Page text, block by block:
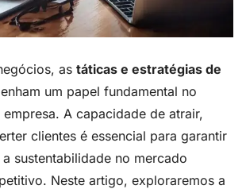
as táticas e estratégias de
um papel fundamental no
empresa. A capacidade de atrair,
clientes é essencial para garantir
sustentabilidade no mercado
Neste artigo, exploraremos a